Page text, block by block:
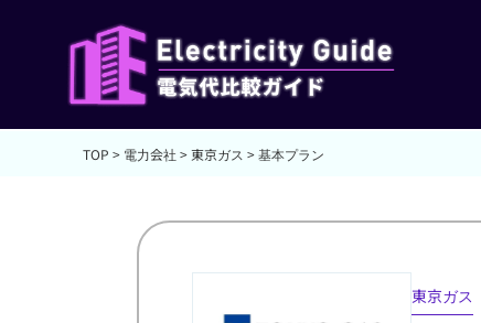
TOP > 電力会社 >東京ガス >基本プラン
東京ガス